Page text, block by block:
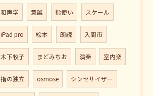
和声学 意識 指使い スケール
iPad pro 絵本 朗読 入間市
木下牧子 まどみちお 演奏 室内楽
指の独立 osmose シンセサイザー